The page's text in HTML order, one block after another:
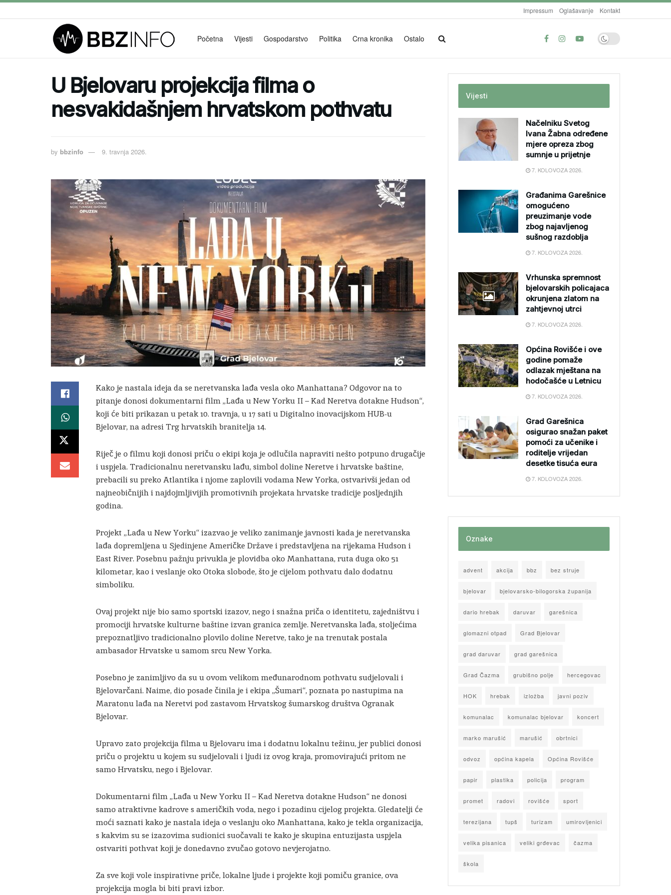
Impressum Oglašavanje Kontakt
Početna Vijesti Gospodarstvo Politika Crna kronika Ostalo
U Bjelovaru projekcija filma o
nesvakidašnjem hrvatskom pothvatu
by bbzinfo 9. travnja 2026.
Kako je nastala ideja da se neretvanska lađa vesla oko Manhattana? Odgovor na to
pitanje donosi dokumentarni film „Lađa u New Yorku II – Kad Neretva dotakne Hudson“,
koji će biti prikazan u petak 10. travnja, u 17 sati u Digitalno inovacijskom HUB-u
Bjelovar, na adresi Trg hrvatskih branitelja 14.
Riječ je o filmu koji donosi priču o ekipi koja je odlučila napraviti nešto potpuno drugačije
i uspjela. Tradicionalnu neretvansku lađu, simbol doline Neretve i hrvatske baštine,
prebacili su preko Atlantika i njome zaplovili vodama New Yorka, ostvarivši jedan od
najneobičnijih i najdojmljivijih promotivnih projekata hrvatske tradicije posljednjih
godina.
Projekt „Lađa u New Yorku“ izazvao je veliko zanimanje javnosti kada je neretvanska
lađa dopremljena u Sjedinjene Američke Države i predstavljena na rijekama Hudson i
East River. Posebnu pažnju privukla je plovidba oko Manhattana, ruta duga oko 51
kilometar, kao i veslanje oko Otoka slobode, što je cijelom pothvatu dalo dodatnu
simboliku.
Ovaj projekt nije bio samo sportski izazov, nego i snažna priča o identitetu, zajedništvu i
promociji hrvatske kulturne baštine izvan granica zemlje. Neretvanska lađa, stoljećima
prepoznatljivo tradicionalno plovilo doline Neretve, tako je na trenutak postala
ambasador Hrvatske u samom srcu New Yorka.
Posebno je zanimljivo da su u ovom velikom međunarodnom pothvatu sudjelovali i
Bjelovarčani. Naime, dio posade činila je i ekipa „Šumari“, poznata po nastupima na
Maratonu lađa na Neretvi pod zastavom Hrvatskog šumarskog društva Ogranak
Bjelovar.
Upravo zato projekcija filma u Bjelovaru ima i dodatnu lokalnu težinu, jer publici donosi
priču o projektu u kojem su sudjelovali i ljudi iz ovog kraja, promovirajući pritom ne
samo Hrvatsku, nego i Bjelovar.
Dokumentarni film „Lađa u New Yorku II – Kad Neretva dotakne Hudson“ ne donosi
samo atraktivne kadrove s američkih voda, nego i pozadinu cijelog projekta. Gledatelji će
moći saznati kako je nastala ideja o veslanju oko Manhattana, kako je tekla organizacija,
s kakvim su se izazovima sudionici suočavali te kako je skupina entuzijasta uspjela
ostvariti pothvat koji je donedavno zvučao gotovo nevjerojatno.
Za sve koji vole inspirativne priče, lokalne ljude i projekte koji pomiču granice, ova
projekcija mogla bi biti pravi izbor.
Vijesti
Načelniku Svetog
Ivana Žabna određene
mjere opreza zbog
sumnje u prijetnje
7. KOLOVOZA 2026.
Građanima Garešnice
omogućeno
preuzimanje vode
zbog najavljenog
sušnog razdoblja
7. KOLOVOZA 2026.
Vrhunska spremnost
bjelovarskih policajaca
okrunjena zlatom na
zahtjevnoj utrci
7. KOLOVOZA 2026.
Općina Rovišće i ove
godine pomaže
odlazak mještana na
hodočašće u Letnicu
7. KOLOVOZA 2026.
Grad Garešnica
osigurao snažan paket
pomoći za učenike i
roditelje vrijedan
desetke tisuća eura
7. KOLOVOZA 2026.
Oznake
advent akcija bbz bez struje
bjelovar bjelovarsko-bilogorska županija
dario hrebak daruvar garešnica
glomazni otpad Grad Bjelovar
grad daruvar grad garešnica
Grad Čazma grubišno polje hercegovac
HOK hrebak izložba javni poziv
komunalac komunalac bjelovar koncert
marko marušić marušić obrtnici
odvoz općina kapela Općina Rovišće
papir plastika policija program
promet radovi rovišće sport
terezijana tupš turizam umirovljenici
velika pisanica veliki grđevac čazma
škola